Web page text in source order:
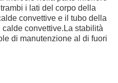
i lati del corpo della
convettive e il tubo della
convettive.La stabilità
di manutenzione al di fuori